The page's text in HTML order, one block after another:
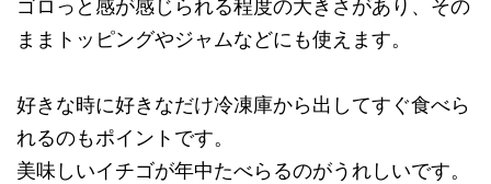
ゴロっと感が感じられる程度の大きさがあり、その
ままトッピングやジャムなどにも使えます。
好きな時に好きなだけ冷凍庫から出してすぐ食べら
れるのもポイントです。
美味しいイチゴが年中たべらるのがうれしいです。